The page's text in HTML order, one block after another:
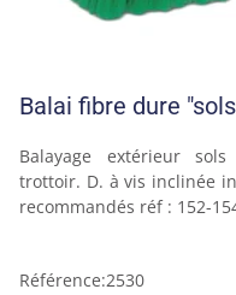
Balai fibre dure
Balayage extérieur
trottoir. D. à vis inclinée
recommandés réf : 152-
Référence:2530